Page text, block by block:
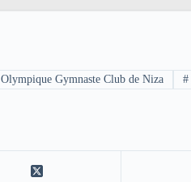
Olympique Gymnaste Club de Niza #